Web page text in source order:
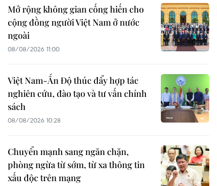
Mở rộng không gian cống hiến cho
cộng đồng người Việt Nam ở nước
ngoài
08/08/2026 11:00
Việt Nam-Ấn Độ thúc đẩy hợp tác
nghiên cứu, đào tạo và tư vấn chính
sách
08/08/2026 10:28
Chuyển mạnh sang ngăn chặn,
phòng ngừa từ sớm, từ xa thông tin
xấu độc trên mạng